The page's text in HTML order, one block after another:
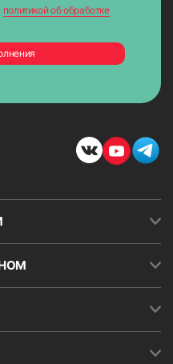
политикой об обработке